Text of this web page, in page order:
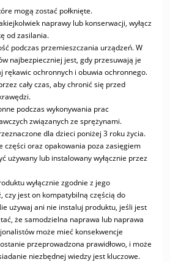
mogą zostać połknięte.
naprawy lub konserwacji, wyłącz
od zasilania.
podczas przemieszczania urządzeń. W
najbezpieczniej jest, gdy przesuwają je
rękawic ochronnych i obuwia ochronnego.
cały czas, aby chronić się przed
podczas wykonywania prac
związanych ze sprężynami.
dla dzieci poniżej 3 roku życia.
części oraz opakowania poza zasięgiem
używany lub instalowany wyłącznie przez
wyłącznie zgodnie z jego
czy jest on kompatybilną częścią do
używaj ani nie instaluj produktu, jeśli jest
że samodzielna naprawa lub naprawa
może mieć konsekwencje
przeprowadzona prawidłowo, i może
niezbędnej wiedzy jest kluczowe.